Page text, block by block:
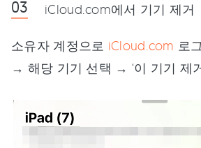
iCloud.com에서 기기 제거
소유자 계정으로 iCloud.com 로
→ 해당 기기 선택 → ‘이 기기 제